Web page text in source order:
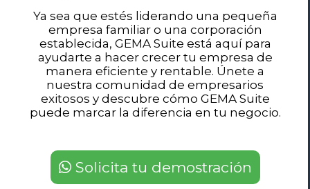
Ya sea que estés liderando una pequeña
empresa familiar o una corporación
establecida, GEMA Suite está aquí para
ayudarte a hacer crecer tu empresa de
manera eficiente y rentable. Únete a
nuestra comunidad de empresarios
exitosos y descubre cómo GEMA Suite
puede marcar la diferencia en tu negocio.
Solicita tu demostración